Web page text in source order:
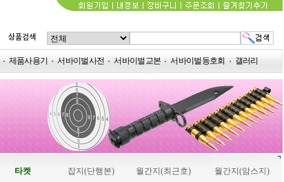
제품사용기 서바이벌사전 서바이벌교본 서바이벌동호회 갤러리
타켓 잡지(단행본) 월간지(최근호)
월간지(암스지)